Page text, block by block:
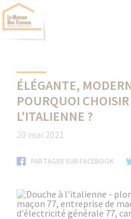
ÉLÉGANTE,
POURQUOI
L'ITALIENNE ?
20 mai 2021
PARTAGER SUR FACEBOOK